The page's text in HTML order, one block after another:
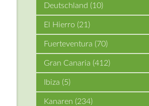
Deutschland (10)
El Hierro (21)
Fuerteventura (70)
Gran Canaria (412)
Ibiza (5)
Kanaren (234)